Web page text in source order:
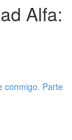
Alfa:
conmigo. Parte